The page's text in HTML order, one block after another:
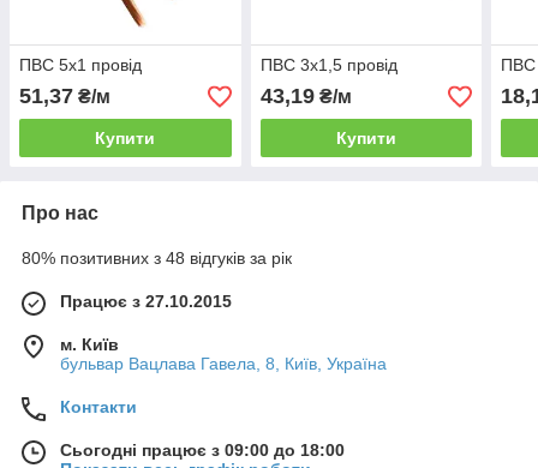
ПВС 5х1 провід
51,37 ₴/м
Купити
ПВС 3х1,5 провід
43,19₴/м
Купити
ПВС
Про нас
80% позитивних з 48 відгуків за рік
Працює з 27.10.2015
м. Київ
бульвар Вацлава Гавела, 8, Київ, Україна
Контакти
Сьогодні працює з 09:00 до 18:00